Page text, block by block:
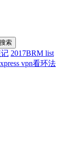
搜索
2017BRM list
vpn看环法